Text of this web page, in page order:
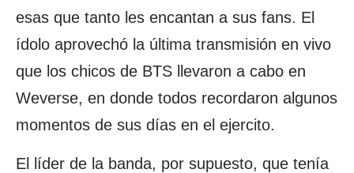
esas que tanto les encantan a sus fans. El
ídolo aprovechó la última transmisión en vivo
que los chicos de BTS llevaron a cabo en
Weverse, en donde todos recordaron algunos
momentos de sus días en el ejercito.
El líder de la banda, por supuesto, que tenía